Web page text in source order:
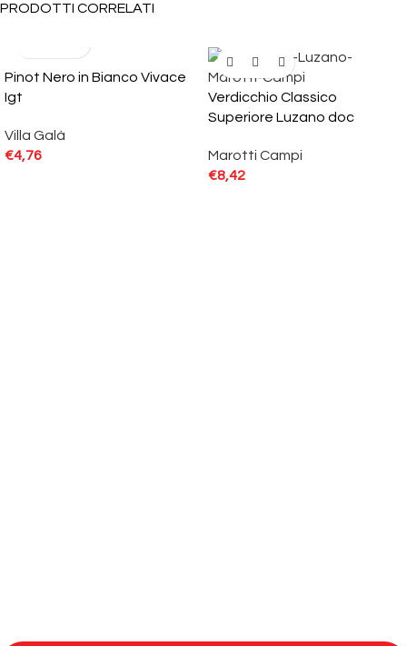
PRODOTTI CORRELATI
Pinot Nero in Bianco Vivace
Igt
Villa Galà
€4,76
Verdicchio Classico
Superiore Luzano doc
Marotti Campi
€8,42